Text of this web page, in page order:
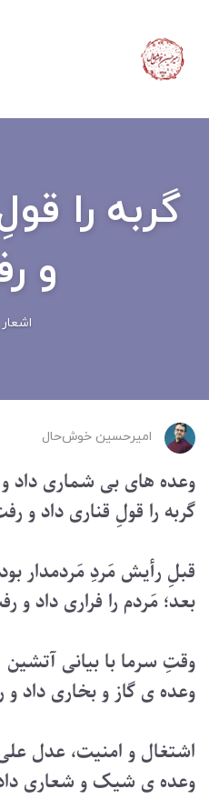
گربه را
و
امیرحسین ‌خوش‌حال
وعده های بی شماری داد
گربه را قولِ قناری داد و
قبلِ رأیش مَردِ مَردمدار بود
بعد؛ مَردم را فراری داد و
وقتِ سرما با بیانی آتشین
وعده ی گاز و بخاری داد
اشتغال و امنیت، عدل
وعده ی شیک و شعاری